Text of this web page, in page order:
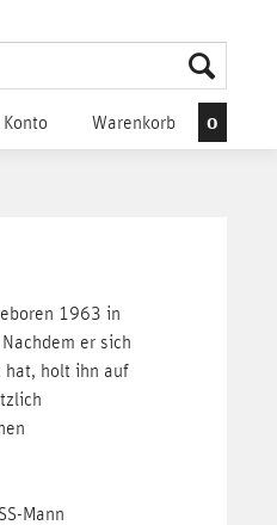
Konto Warenkorb 0
1963 in
er sich
hat, holt ihn auf
Mann